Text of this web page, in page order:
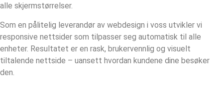
alle skjermstørrelser.
Som en pålitelig leverandør av webdesign i voss utvikler vi
responsive nettsider som tilpasser seg automatisk til alle
enheter. Resultatet er en rask, brukervennlig og visuelt
tiltalende nettside – uansett hvordan kundene dine besøker
den.